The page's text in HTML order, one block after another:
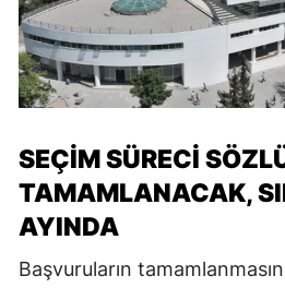
SEÇİM SÜRECİ
TAMAMLANACAK,
AYINDA
Başvuruların